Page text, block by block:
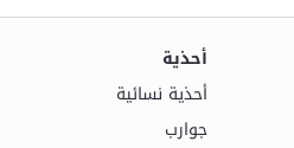
أحذية
أحذية نسائية
جوارب